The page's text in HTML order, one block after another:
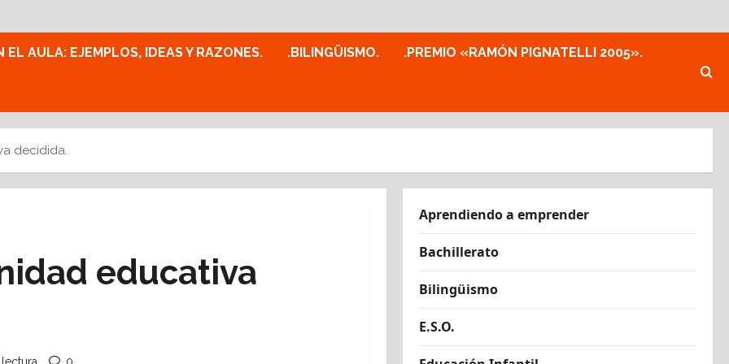
EL AULA: EJEMPLOS, IDEAS Y RAZONES. .BILINGÜISMO. .PREMIO «RAMÓN PIGNATELLI 2005».
decidida.
educativa
Aprendiendo a emprender
Bachillerato
Bilingüismo
E.S.O.